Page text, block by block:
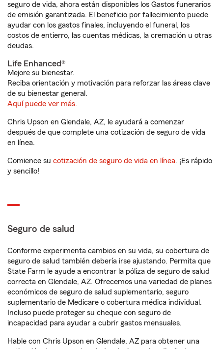
seguro de vida, ahora están disponibles los Gastos funerarios
de emisión garantizada. El beneficio por fallecimiento puede
ayudar con los gastos finales, incluyendo el funeral, los
costos de entierro, las cuentas médicas, la cremación u otras
deudas.
Life Enhanced®
Mejore su bienestar.
Reciba orientación y motivación para reforzar las áreas clave
de su bienestar general.
Aquí puede ver más.
Chris Upson en Glendale, AZ, le ayudará a comenzar
después de que complete una cotización de seguro de vida
en línea.
Comience su cotización de seguro de vida en línea. ¡Es rápido
y sencillo!
Seguro de salud
Conforme experimenta cambios en su vida, su cobertura de
seguro de salud también debería irse ajustando. Permita que
State Farm le ayude a encontrar la póliza de seguro de salud
correcta en Glendale, AZ. Ofrecemos una variedad de planes
económicos de seguro de salud suplementario, seguro
suplementario de Medicare o cobertura médica individual.
Incluso puede proteger su cheque con seguro de
incapacidad para ayudar a cubrir gastos mensuales.
Hable con Chris Upson en Glendale, AZ para obtener una